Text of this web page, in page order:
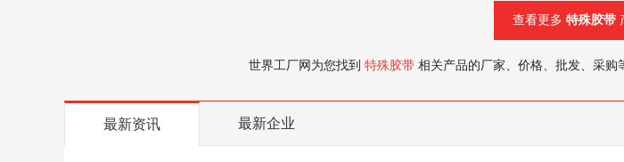
查看更多 特殊胶带
世界工厂网为您找到 特殊胶带 相关产品的厂家、价格、批发、采
最新资讯 最新企业